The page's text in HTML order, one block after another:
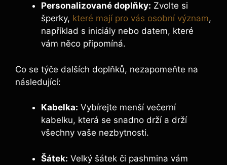
Personalizované doplňky: Zvolte si
šperky, které mají pro vás osobní význam,
například s iniciály nebo datem, které
vám něco připomíná.
Co se týče dalších doplňků, nezapomeňte na
následující:
Kabelka: Vybírejte menší večerní
kabelku, která se snadno drží a drží
všechny vaše nezbytnosti.
Šátek: Velký šátek či pashmina vám